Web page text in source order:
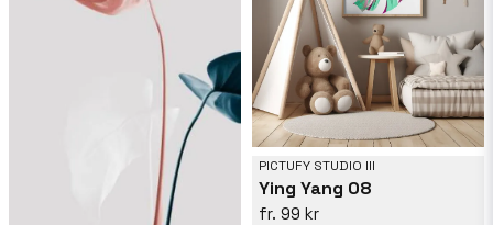
PICTUFY STUDIO III
Ying Yang 08
99 kr